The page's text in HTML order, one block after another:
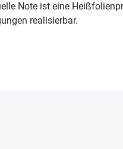
Note ist eine
realisierbar.